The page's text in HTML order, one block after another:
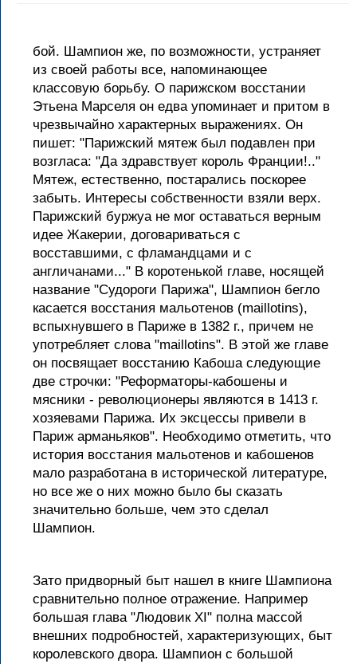
бой. Шампион же, по возможности, устраняет
из своей работы все, напоминающее
классовую борьбу. О парижском восстании
Этьена Марселя он едва упоминает и притом в
чрезвычайно характерных выражениях. Он
пишет: "Парижский мятеж был подавлен при
возгласа: "Да здравствует король Франции!.."
Мятеж, естественно, постарались поскорее
забыть. Интересы собственности взяли верх.
Парижский буржуа не мог оставаться верным
идее Жакерии, договариваться с
восставшими, с фламандцами и с
англичанами..." В коротенькой главе, носящей
название "Судороги Парижа", Шампион бегло
касается восстания мальотенов (maillotins),
вспыхнувшего в Париже в 1382 г., причем не
употребляет слова "maillotins". В этой же главе
он посвящает восстанию Кабоша следующие
две строчки: "Реформаторы-кабошены и
мясники - революционеры являются в 1413 г.
хозяевами Парижа. Их эксцессы привели в
Париж арманьяков". Необходимо отметить, что
история восстания мальотенов и кабошенов
мало разработана в исторической литературе,
но все же о них можно было бы сказать
значительно больше, чем это сделал
Шампион.
Зато придворный быт нашел в книге Шампиона
сравнительно полное отражение. Например
большая глава "Людовик XI" полна массой
внешних подробностей, характеризующих, быт
королевского двора. Шампион с большой